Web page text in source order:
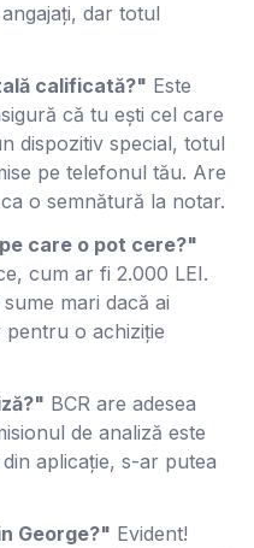
dar totul
calificată?" Este
că tu ești cel care
dispozitiv special, totul
pe telefonul tău. Are
o semnătură la notar.
care o pot cere?"
cum ar fi 2.000 LEI.
mari dacă ai
o achiziție
BCR are adesea
de analiză este
aplicație, s-ar putea
George?" Evident!